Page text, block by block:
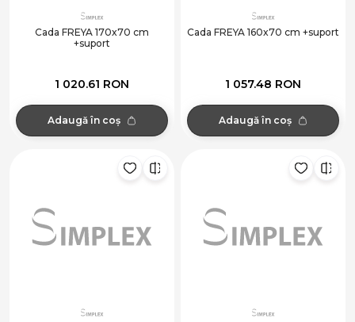
Cada FREYA 170x70 cm
+suport
1 020.61 RON
Adaugă în coș
Cada FREYA 160x70 cm +suport
1 057.48 RON
Adaugă în coș